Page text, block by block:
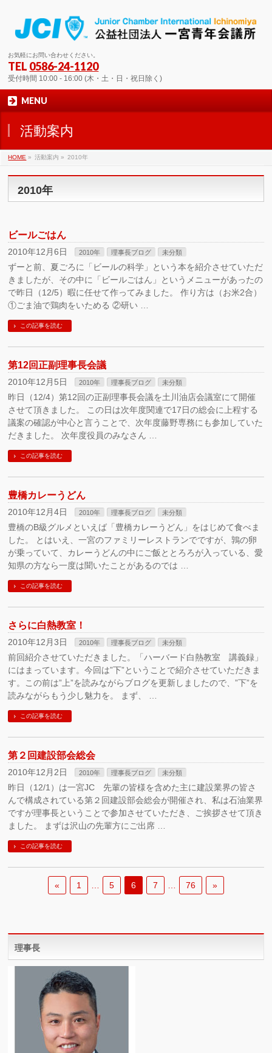
お気軽にお問い合わせください。
TEL 0586-24-1120
受付時間 10:00 - 16:00 (木・土・日・祝日除く)
MENU
活動案内
HOME » 活動案内 » 2010年
2010年
ビールごはん
2010年12月6日 2010年 理事長ブログ 未分類
ずーと前、夏ごろに「ビールの科学」という本を紹介させていただ
きましたが、その中に「ビールごはん」というメニューがあったの
で昨日（12/5）暇に任せて作ってみました。 作り方は（お米2合）
①ごま油で鶏肉をいためる ②研い …
この記事を読む
第12回正副理事長会議
2010年12月5日 2010年 理事長ブログ 未分類
昨日（12/4）第12回の正副理事長会議を土川油店会議室にて開催
させて頂きました。 この日は次年度関連で17日の総会に上程する
議案の確認が中心と言うことで、次年度藤野専務にも参加していた
だきました。 次年度役員のみなさん …
この記事を読む
豊橋カレーうどん
2010年12月4日 2010年 理事長ブログ 未分類
豊橋のB級グルメといえば「豊橋カレーうどん」をはじめて食べま
した。 とはいえ、一宮のファミリーレストランでですが、鶉の卵
が乗っていて、カレーうどんの中にご飯ととろろが入っている、愛
知県の方なら一度は聞いたことがあるのでは …
この記事を読む
さらに白熱教室！
2010年12月3日 2010年 理事長ブログ 未分類
前回紹介させていただきました。「ハーバード白熱教室 講義録」
にはまっています。今回は”下”ということで紹介させていただきま
す。この前は”上”を読みながらブログを更新しましたので、”下”を
読みながらもう少し魅力を。 まず、 …
この記事を読む
第２回建設部会総会
2010年12月2日 2010年 理事長ブログ 未分類
昨日（12/1）は一宮JC 先輩の皆様を含めた主に建設業界の皆さ
んで構成されている第２回建設部会総会が開催され、私は石油業界
ですが理事長ということで参加させていただき、ご挨拶させて頂き
ました。 まずは沢山の先輩方にご出席 …
この記事を読む
« 1 5 6 7 76 »
理事長